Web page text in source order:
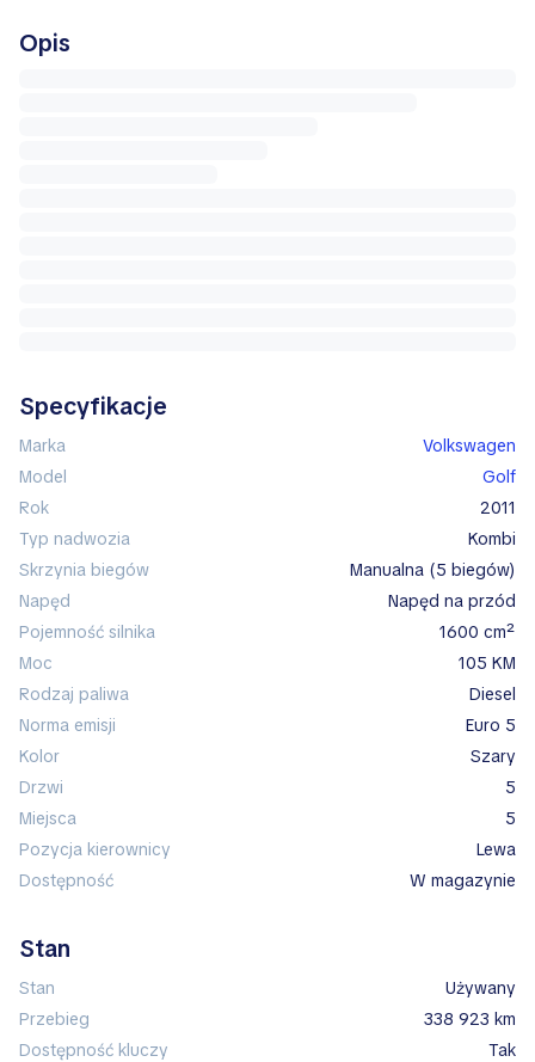
Opis
Specyfikacje
Marka
Volkswagen
Model
Golf
Rok
2011
Typ nadwozia
kombi
Skrzynia biegów
manualna (5 biegów)
Napęd
napęd na przód
Pojemność silnika
1600 cm²
Moc
105 KM
Rodzaj paliwa
diesel
Norma emisji
Euro 5
Kolor
szary
Drzwi
5
Miejsca
5
Pozycja kierownicy
lewa
Dostępność
w magazynie
Stan
Stan
Używany
Przebieg
338 923 km
Dostępność kluczy
Tak